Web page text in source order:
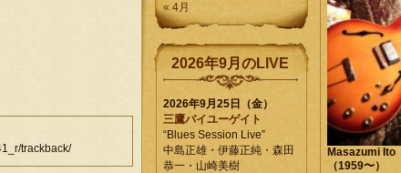
trackback/
« 4月
2026年9月のLIVE
2026年9月25日（金）
三鷹バイユーゲイト
“Blues Session Live”
中島正雄・伊藤正純・森田
恭一・山崎美樹
Masazumi Ito
（1959〜）